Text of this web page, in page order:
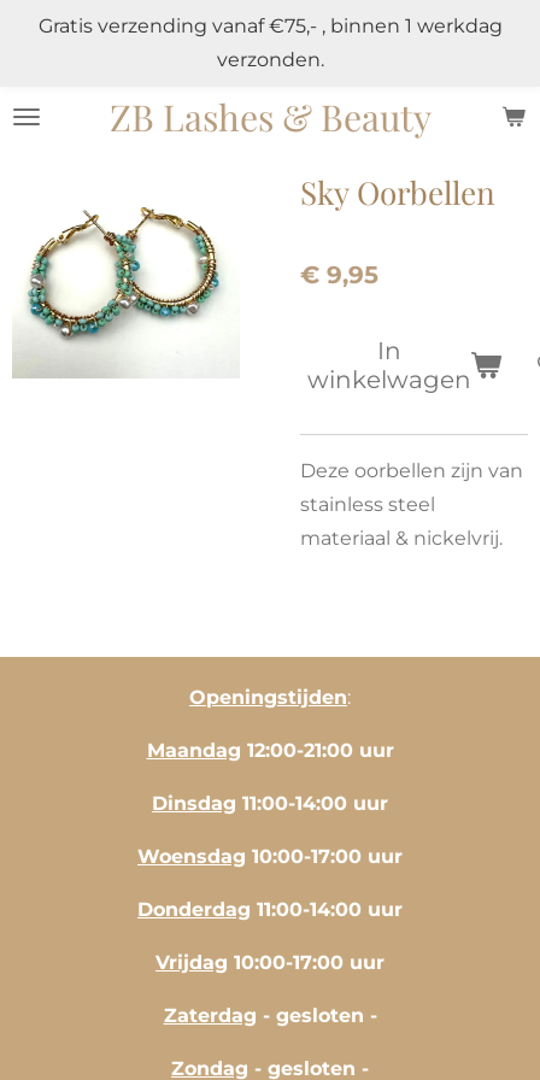
de
ZB Lashes & Beauty
Gratis verzending vanaf €75,- , binnen 1 werkdag
verzonden.
Sky Oorbellen
€ 9,95
In
winkelwagen
Deze oorbellen zijn van
stainless steel
materiaal & nickelvrij.
Openingstijden:
Maandag 12:00-21:00 uur
Dinsdag 11:00-14:00 uur
Woensdag 10:00-17:00 uur
Donderdag 11:00-14:00 uur
Vrijdag 10:00-17:00 uur
Zaterdag - gesloten -
Zondag - gesloten -